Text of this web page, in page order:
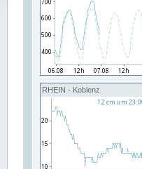
RHEIN - Koblenz